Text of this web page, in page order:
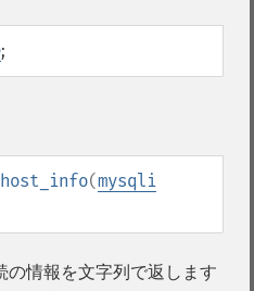
;
(mysqli
の情報を文字列で返します